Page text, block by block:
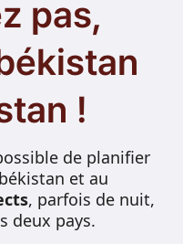
pas,
!
de planifier
et au
, parfois de nuit,
deux pays.